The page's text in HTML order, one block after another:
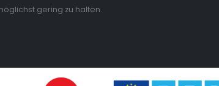
gering zu halten.